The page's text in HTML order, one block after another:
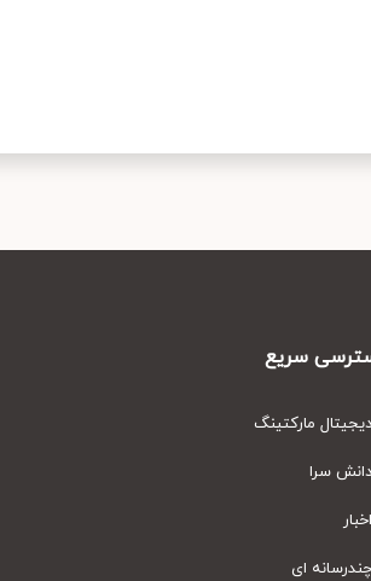
سریع
مارکتینگ
سرا
ای